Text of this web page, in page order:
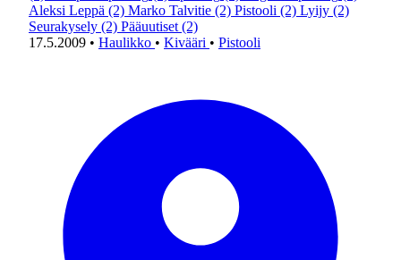
Aleksi Leppä (2) Marko Talvitie (2) Pistooli (2) Lyijy (2)
Seurakysely (2) Pääuutiset (2)
17.5.2009 • Haulikko • Kivääri • Pistooli